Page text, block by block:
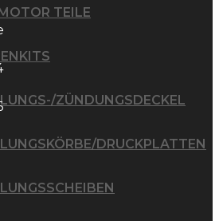
TEILE
ZÜNDUNGSDECKEL
DRUCKPLATTEN